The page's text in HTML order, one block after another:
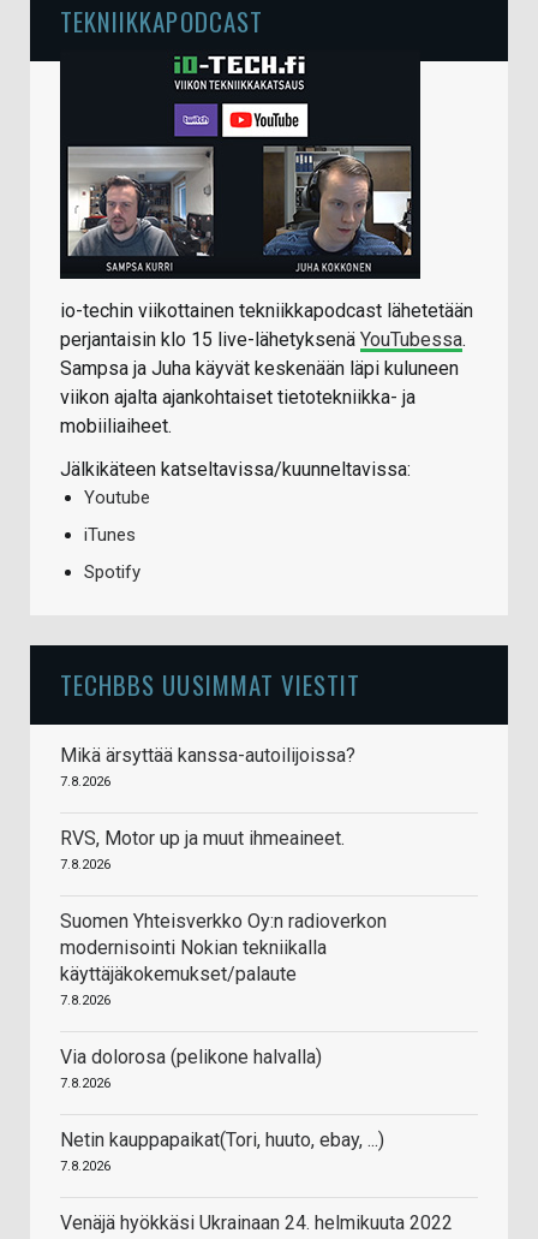
TEKNIIKKAPODCAST
io-techin viikottainen tekniikkapodcast lähetetään
perjantaisin klo 15 live-lähetyksenä YouTubessa.
Sampsa ja Juha käyvät keskenään läpi kuluneen
viikon ajalta ajankohtaiset tietotekniikka- ja
mobiiliaiheet.
Jälkikäteen katseltavissa/kuunneltavissa:
Youtube
iTunes
Spotify
TECHBBS UUSIMMAT VIESTIT
Mikä ärsyttää kanssa-autoilijoissa?
7.8.2026
RVS, Motor up ja muut ihmeaineet.
7.8.2026
Suomen Yhteisverkko Oy:n radioverkon
modernisointi Nokian tekniikalla
käyttäjäkokemukset/palaute
7.8.2026
Via dolorosa (pelikone halvalla)
7.8.2026
Netin kauppapaikat(Tori, huuto, ebay, ...)
7.8.2026
Venäjä hyökkäsi Ukrainaan 24. helmikuuta 2022